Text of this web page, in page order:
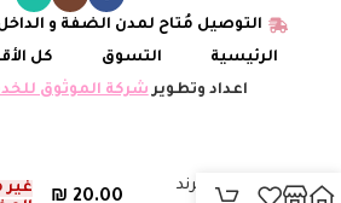
التوصيل مُتاح لمدن الضفة و
الرئيسية
التسوق كل
اعداد وتطويرشركة الموثوق
سنسال ترند
₪ 20.00
غير